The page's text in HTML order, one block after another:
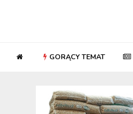
GORĄCY TEMAT